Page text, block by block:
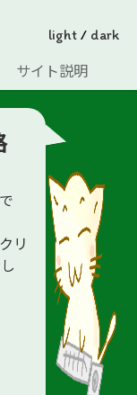
light / dark
サイト説明
リ